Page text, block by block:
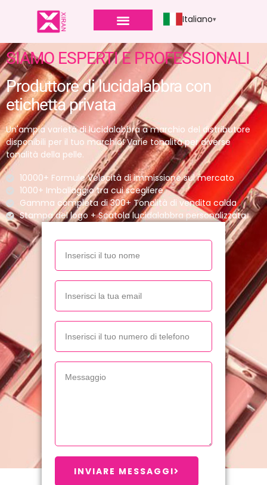
Italiano
SIAMO ESPERTI E PROFESSIONALI
Produttore di lucidalabbra con
etichetta privata
Un'ampia varietà di lucidalabbra a marchio del distributore
disponibili per il tuo marchio! Varie tonalità per diverse
tonalità della pelle.
10000+ Formule Velocità di immissione sul mercato
1000+ Imballaggio tra cui scegliere
Gamma completa di 300+ Tonalità di vendita calda
Stampa del logo + Scatola lucidalabbra personalizzata
INVIARE MESSAGGI